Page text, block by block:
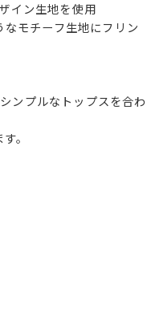
イン生地を使用
モチーフ生地にフリン
ンプルなトップスを合わ
。